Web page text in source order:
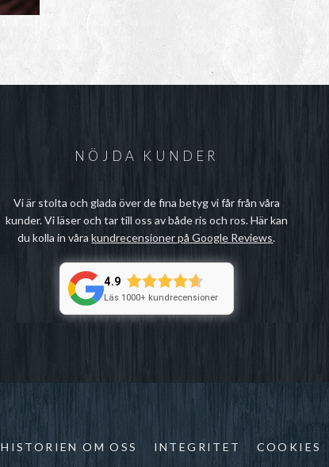
NÖJDA KUNDER
Vi är stolta och glada över de fina betyg vi får från våra
kunder. Vi läser och tar till oss av både ris och ros. Här kan
du kolla in vårakundrecensioner på Google Reviews.
4.9
Läs 1000+ kundrecensioner
HISTORIEN OM OSS INTEGRITET COOKIES